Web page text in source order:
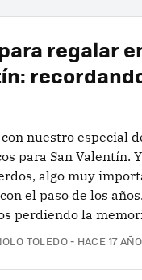
regalar
nuestro especial
para San Valentín.
algo muy
el paso de los
perdiendo la
TOLEDO HACE 17